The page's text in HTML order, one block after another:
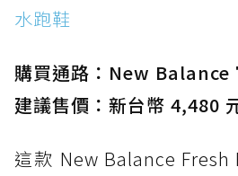
防水鞋推薦 15. Brooks
水跑鞋
購買通路：New Balance
建議售價：新台幣 4,480
這款 New Balance Fresh